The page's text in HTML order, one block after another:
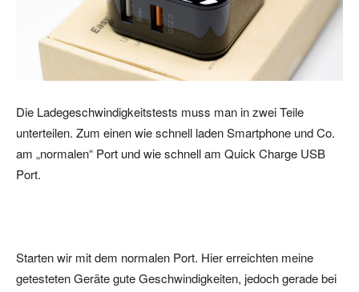
Die Ladegeschwindigkeitstests muss man in zwei Teile
unterteilen. Zum einen wie schnell laden Smartphone und Co.
am „normalen“ Port und wie schnell am Quick Charge USB
Port.
Starten wir mit dem normalen Port. Hier erreichten meine
getesteten Geräte gute Geschwindigkeiten, jedoch gerade bei